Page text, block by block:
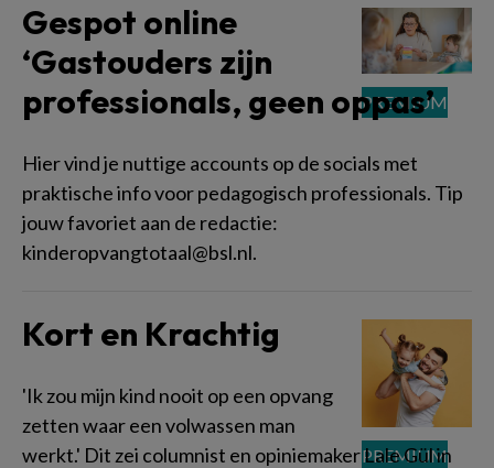
Gespot online
‘Gastouders zijn
professionals, geen oppas’
Hier vind je nuttige accounts op de socials met
praktische info voor pedagogisch professionals. Tip
jouw favoriet aan de redactie:
kinderopvangtotaal@bsl.nl.
Kort en Krachtig
'Ik zou mijn kind nooit op een opvang
zetten waar een volwassen man
werkt.' Dit zei columnist en opiniemaker Lale Gül in